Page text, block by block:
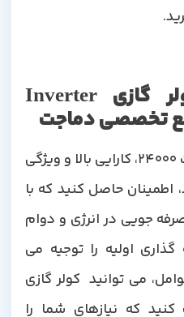
راهنمای خرید کولر گازی Inverter
در حالی که کولر گازی تراست 24000، کارایی بالا و ویژگی
حاصل کنید که با
جویی در انرژی و دوام
اولیه را توجیه می
می توانید کولر گازی
که نیازهای شما را